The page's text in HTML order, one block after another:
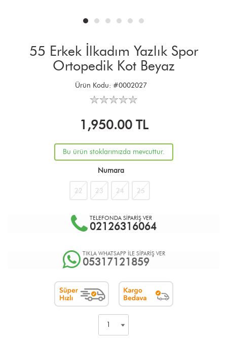
55 Erkek İlkadım Yazlık Spor
Ortopedik Kot Beyaz
Ürün Kodu: #0002027
1,950.00TL
Bu ürün stoklarımızda mevcuttur.
Numara
22 23 24 25
TELEFONDA SİPARİŞ VER
02126316064
TIKLA WHATSAPP İLE SİPARİŞ VER
05317121859